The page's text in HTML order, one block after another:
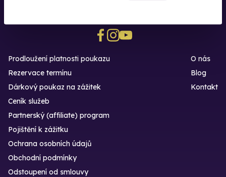
Prodloužení platnosti poukazu
Rezervace termínu
Dárkový poukaz na zážitek
O nás
Blog
Kontakt
Ceník služeb
Partnerský (affiliate) program
Pojištění k zážitku
Ochrana osobních údajů
Obchodní podmínky
Odstoupení od smlouvy